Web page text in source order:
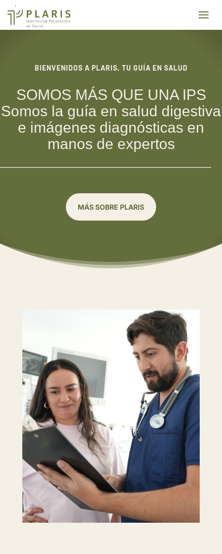
BIENVENIDOS A PLARIS, TU GUÍA EN SALUD
SOMOS MÁS QUE UNA IPS
Somos la guía en salud digestiva
e imágenes diagnósticas en
manos de expertos
MÁS SOBRE PLARIS